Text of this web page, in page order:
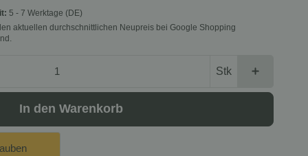
5 - 7 Werktage (DE)
aktuellen durchschnittlichen Neupreis bei Google Shopping
Stk
In den Warenkorb